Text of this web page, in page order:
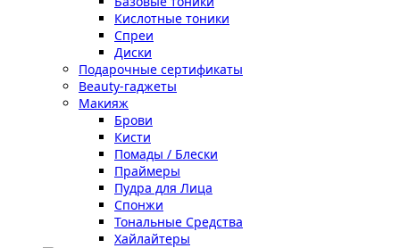
Кислотные тоники
Спреи
Диски
Подарочные сертификаты
Beauty-гаджеты
Макияж
Брови
Кисти
Помады / Блески
Праймеры
Пудра для Лица
Спонжи
Тональные Средства
Хайлайтеры